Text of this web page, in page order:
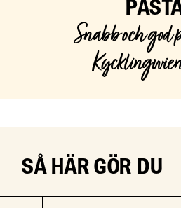
Snabb och god
SÅ HÄR GÖR DU